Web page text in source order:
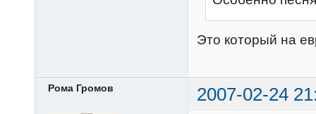
Это который на
Рома Громов 2007-02-24